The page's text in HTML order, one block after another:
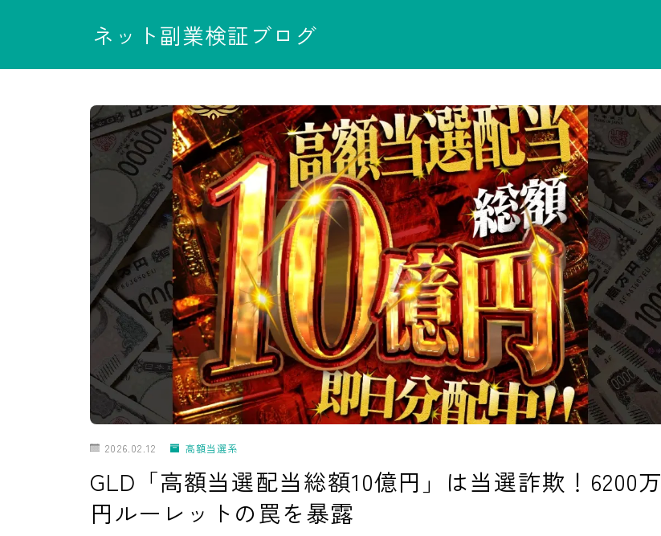
ネット副業検証ブログ
2026.02.12 高額当選系
GLD「高額当選配当総額10億円」は当選詐欺！6200万
円ルーレットの罠を暴露